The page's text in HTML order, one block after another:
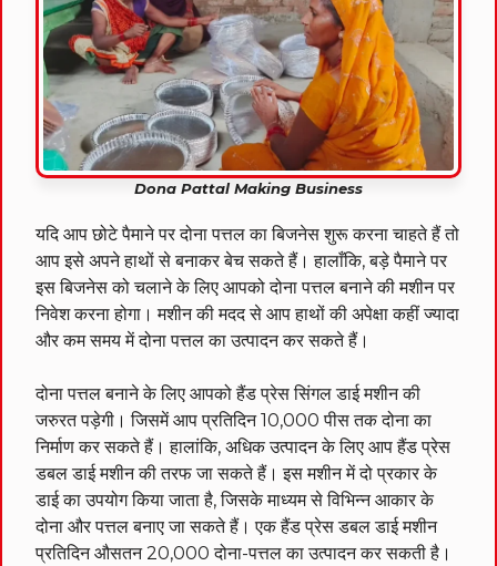
Dona Pattal Making Business
यदि आप छोटे पैमाने पर दोना पत्तल का बिजनेस शुरू करना चाहते हैं तो
आप इसे अपने हाथों से बनाकर बेच सकते हैं। हालाँकि, बड़े पैमाने पर
इस बिजनेस को चलाने के लिए आपको दोना पत्तल बनाने की मशीन पर
निवेश करना होगा। मशीन की मदद से आप हाथों की अपेक्षा कहीं ज्यादा
और कम समय में दोना पत्तल का उत्पादन कर सकते हैं।
दोना पत्तल बनाने के लिए आपको हैंड प्रेस सिंगल डाई मशीन की
जरुरत पड़ेगी। जिसमें आप प्रतिदिन 10,000 पीस तक दोना का
निर्माण कर सकते हैं। हालांकि, अधिक उत्पादन के लिए आप हैंड प्रेस
डबल डाई मशीन की तरफ जा सकते हैं। इस मशीन में दो प्रकार के
डाई का उपयोग किया जाता है, जिसके माध्यम से विभिन्न आकार के
दोना और पत्तल बनाए जा सकते हैं। एक हैंड प्रेस डबल डाई मशीन
प्रतिदिन औसतन 20,000 दोना-पत्तल का उत्पादन कर सकती है।